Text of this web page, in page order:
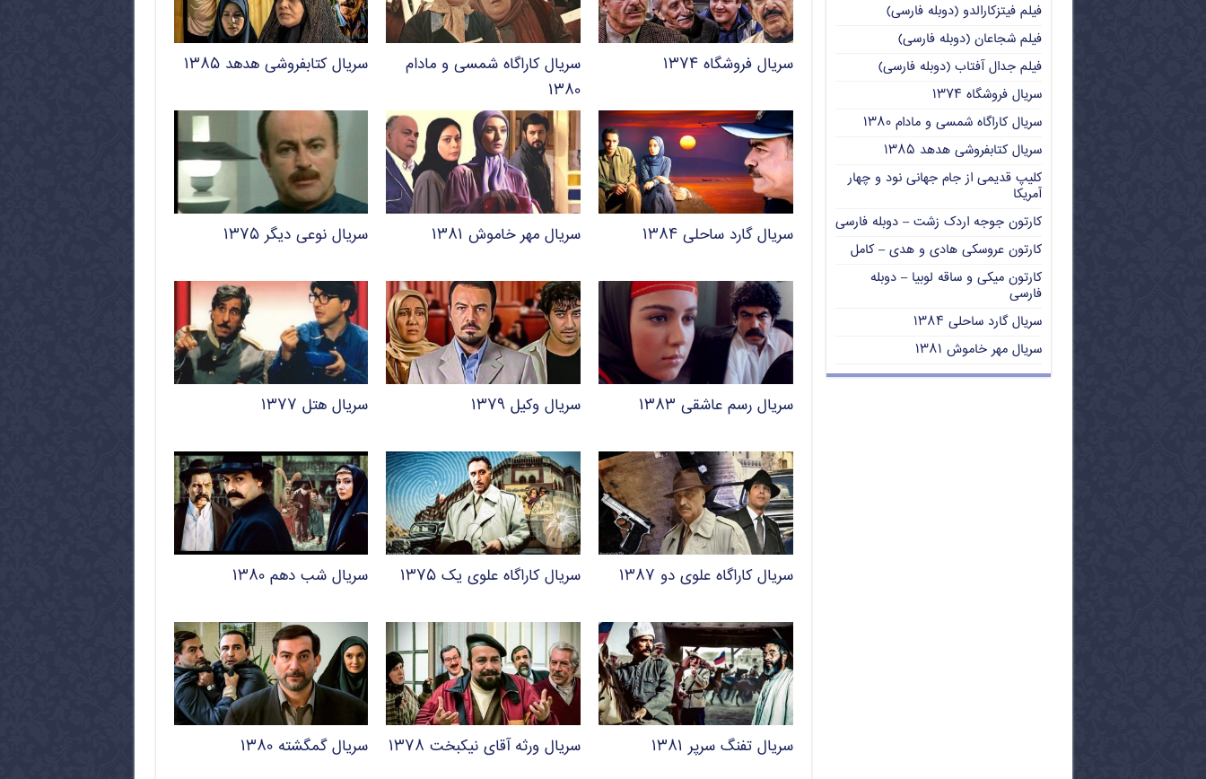
سریال فروشگاه ۱۳۷۴
سریال کاراگاه شمسی و مادام
۱۳۸۰
سریال کتابفروشی هدهد ۱۳۸۵
سریال گارد ساحلی ۱۳۸۴ سریال مهر خاموش ۱۳۸۱ سریال نوعی دیگر ۱۳۷۵
سریال رسم عاشقی ۱۳۸۳ سریال وکیل ۱۳۷۹ سریال هتل ۱۳۷۷
سریال کاراگاه علوی دو ۱۳۸۷ سریال کاراگاه علوی یک ۱۳۷۵ سریال شب دهم ۱۳۸۰
سریال تفنگ سرپر ۱۳۸۱ سریال ورثه آقای نیکبخت ۱۳۷۸ سریال گمگشته ۱۳۸۰
فیلم فیتزکارالدو (دوبله فارسی)
فیلم شجاعان (دوبله فارسی)
فیلم جدال آفتاب (دوبله فارسی)
سریال فروشگاه ۱۳۷۴
سریال کاراگاه شمسی و مادام ۱۳۸۰
سریال کتابفروشی هدهد ۱۳۸۵
کلیپ قدیمی از جام جهانی نود و چهار
آمریکا
کارتون جوجه اردک زشت – دوبله فارسی
کارتون عروسکی هادی و هدی – کامل
کارتون میکی و ساقه لوبیا – دوبله
فارسی
سریال گارد ساحلی ۱۳۸۴
سریال مهر خاموش ۱۳۸۱